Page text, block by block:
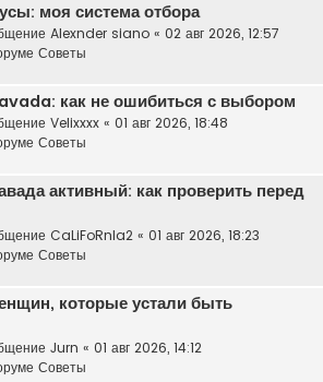
моя система отбора
Alexnder siano « 02 авг 2026, 12:57
Советы
как не ошибиться с выбором
Velixxxx « 01 авг 2026, 18:48
Советы
активный: как проверить перед
CaLiFoRnIa2 « 01 авг 2026, 18:23
Советы
которые устали быть
Jurn « 01 авг 2026, 14:12
Советы